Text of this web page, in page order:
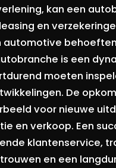
kan een
en
automotive
is een
moeten
De
voor nieuwe
en verkoop. Een
klantenservice,
en een